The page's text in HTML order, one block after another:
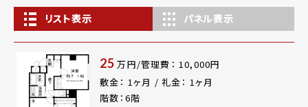
リスト表示 パネル表示
25 万円/管理費： 10,000円
敷金： 1ヶ月 / 礼金： 1ヶ月
階数：6階